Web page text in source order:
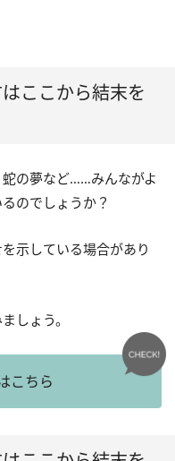
ここから結末を
の夢など……みんながよ
のでしょうか？
示している場合があり
しょう。
こちら